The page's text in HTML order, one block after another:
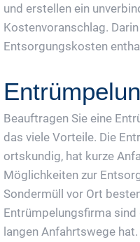
und erstellen ein
Kostenvoranschlag.
Entsorgungskosten
Beauftragen Sie eine
das viele Vorteile. Die
ortskundig, hat kurze
Möglichkeiten zur
Sondermüll vor Ort
Entrümpelungsfirma sind
langen Anfahrtswege